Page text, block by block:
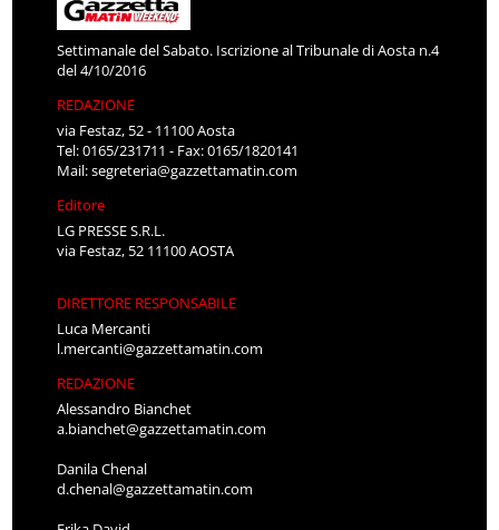
Settimanale del Sabato. Iscrizione al Tribunale di Aosta n.4
del 4/10/2016
REDAZIONE
via Festaz, 52 - 11100 Aosta
Tel: 0165/231711 - Fax: 0165/1820141
Mail:segreteria@gazzettamatin.com
Editore
LG PRESSE S.R.L.
via Festaz, 52 11100 AOSTA
DIRETTORE RESPONSABILE
Luca Mercanti
l.mercanti@gazzettamatin.com
REDAZIONE
Alessandro Bianchet
a.bianchet@gazzettamatin.com
Danila Chenal
d.chenal@gazzettamatin.com